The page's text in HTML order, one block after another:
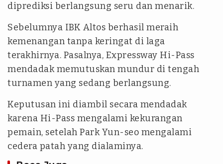
diprediksi berlangsung seru dan menarik.
Sebelumnya IBK Altos berhasil meraih
kemenangan tanpa keringat di laga
terakhirnya. Pasalnya, Expressway Hi-Pass
mendadak memutuskan mundur di tengah
turnamen yang sedang berlangsung.
Keputusan ini diambil secara mendadak
karena Hi-Pass mengalami kekurangan
pemain, setelah Park Yun-seo mengalami
cedera patah yang dialaminya.